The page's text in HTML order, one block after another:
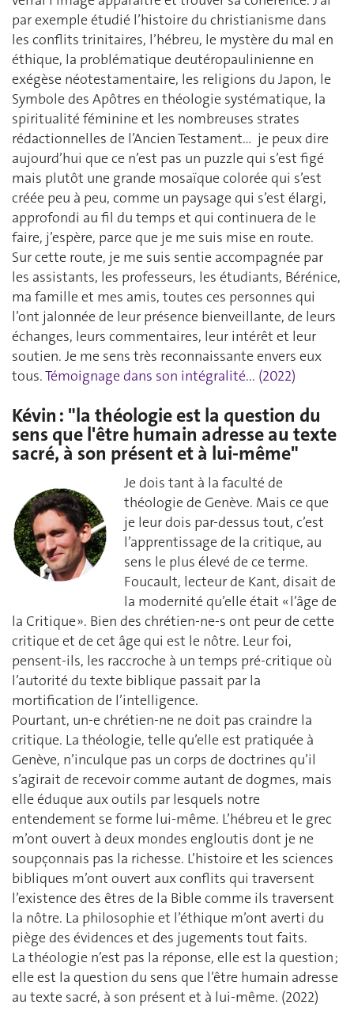
par exemple étudié l’histoire du christianisme dans
les conflits trinitaires, l’hébreu, le mystère du mal en
éthique, la problématique deutéropaulinienne en
exégèse néotestamentaire, les religions du Japon, le
Symbole des Apôtres en théologie systématique, la
spiritualité féminine et les nombreuses strates
rédactionnelles de l’Ancien Testament… je peux dire
aujourd’hui que ce n’est pas un puzzle qui s’est figé
mais plutôt une grande mosaïque colorée qui s’est
créée peu à peu, comme un paysage qui s’est élargi,
approfondi au fil du temps et qui continuera de le
faire, j’espère, parce que je me suis mise en route.
Sur cette route, je me suis sentie accompagnée par
les assistants, les professeurs, les étudiants, Bérénice,
ma famille et mes amis, toutes ces personnes qui
l’ont jalonnée de leur présence bienveillante, de leurs
échanges, leurs commentaires, leur intérêt et leur
soutien. Je me sens très reconnaissante envers eux
tous.Témoignage dans son intégralité... (2022)
Kévin : "la théologie est la question du
sens que l'être humain adresse au texte
sacré, à son présent et à lui-même"
Je dois tant à la faculté de
théologie de Genève. Mais ce que
je leur dois par-dessus tout, c’est
l’apprentissage de la critique, au
sens le plus élevé de ce terme.
Foucault, lecteur de Kant, disait de
la modernité qu’elle était « l’âge de
la Critique ». Bien des chrétien-ne-s ont peur de cette
critique et de cet âge qui est le nôtre. Leur foi,
pensent-ils, les raccroche à un temps pré-critique où
l’autorité du texte biblique passait par la
mortification de l’intelligence.
Pourtant, un-e chrétien-ne ne doit pas craindre la
critique. La théologie, telle qu’elle est pratiquée à
Genève, n’inculque pas un corps de doctrines qu’il
s’agirait de recevoir comme autant de dogmes, mais
elle éduque aux outils par lesquels notre
entendement se forme lui-même. L’hébreu et le grec
m’ont ouvert à deux mondes engloutis dont je ne
soupçonnais pas la richesse. L’histoire et les sciences
bibliques m’ont ouvert aux conflits qui traversent
l’existence des êtres de la Bible comme ils traversent
la nôtre. La philosophie et l’éthique m’ont averti du
piège des évidences et des jugements tout faits.
La théologie n’est pas la réponse, elle est la question ;
elle est la question du sens que l’être humain adresse
au texte sacré, à son présent et à lui-même. (2022)